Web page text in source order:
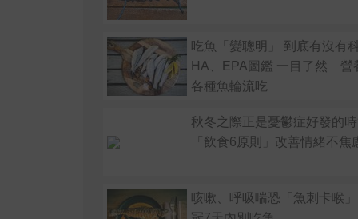
吃魚「變聰明」 到底有沒有
HA、EPA圖鑑 一目了然 營
各種魚輪流吃
秋冬之際正是憂鬱症好發的
「飲食6原則」改善情緒不焦
咳嗽、呼吸喘恐「魚刺卡喉